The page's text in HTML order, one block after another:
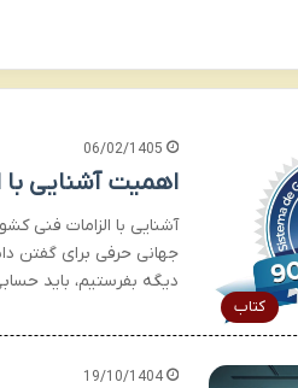
کتاب
06/02/1405
اهمیت آشنایی با
آشنایی با الزامات فنی
جهانی حرفی برای گفتن
دیگه بفرستیم، باید
19/10/1404